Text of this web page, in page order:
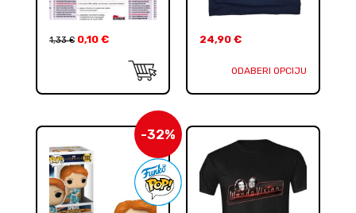
1,33€ 0,10 € 24,90 €
ODABERI OPCIJU
-32%